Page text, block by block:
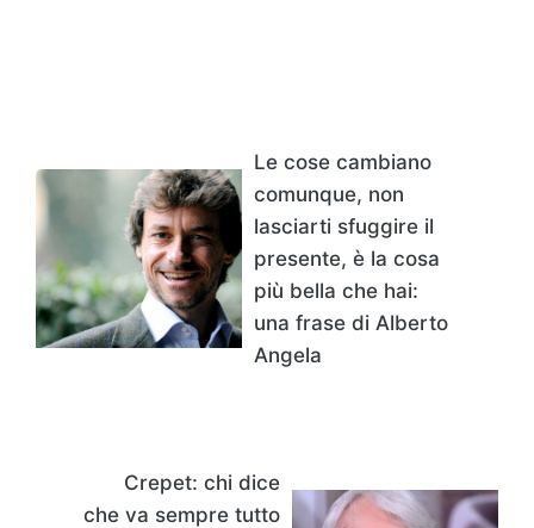
Le cose cambiano
comunque, non
lasciarti sfuggire il
presente, è la cosa
più bella che hai:
una frase di Alberto
Angela
Crepet: chi dice
che va sempre tutto